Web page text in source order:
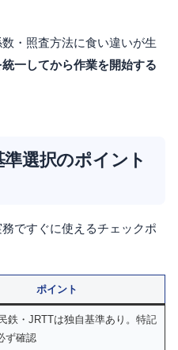
・照査方法に食い違いが生
一してから作業を開始する
選択のポイント
ですぐに使えるチェックポ
ポイント
鉄・JRTTは独自基準あり。特記
ず確認